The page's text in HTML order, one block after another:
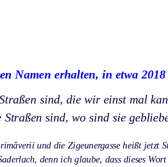
Namen erhalten, in etwa 2018
sind, die wir einst mal
sind, wo sind sie
und die Zigeunergasse heißt
denn ich glaube, dass dieses Wort